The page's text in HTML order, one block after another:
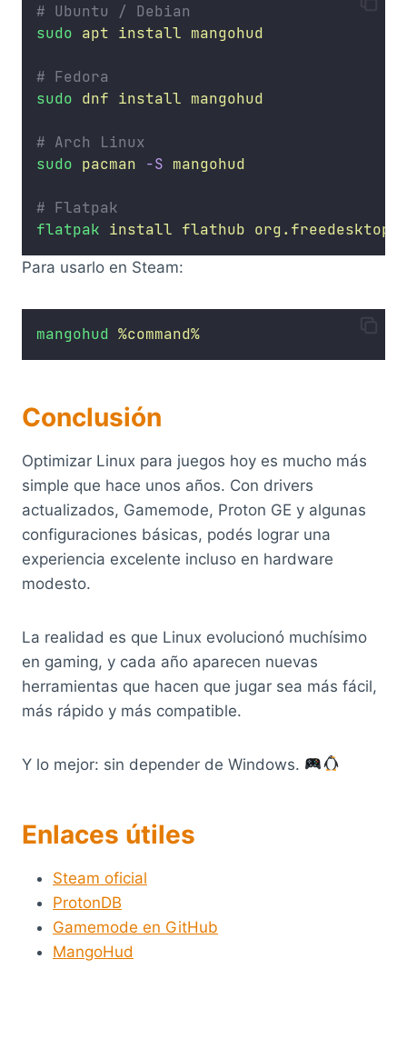
# Ubuntu / Debian
sudo apt install mangohud
# Fedora
sudo dnf install mangohud
# Arch Linux
sudo pacman -S mangohud
# Flatpak
flatpak install flathub
Para usarlo en Steam:
mangohud %command%
Conclusión
Optimizar Linux para juegos hoy es mucho más
simple que hace unos años. Con drivers
actualizados, Gamemode, Proton GE y algunas
configuraciones básicas, podés lograr una
experiencia excelente incluso en hardware
modesto.
La realidad es que Linux evolucionó muchísimo
en gaming, y cada año aparecen nuevas
herramientas que hacen que jugar sea más fácil,
más rápido y más compatible.
Y lo mejor: sin depender de Windows.
Enlaces útiles
Steam oficial
ProtonDB
Gamemode en GitHub
MangoHud